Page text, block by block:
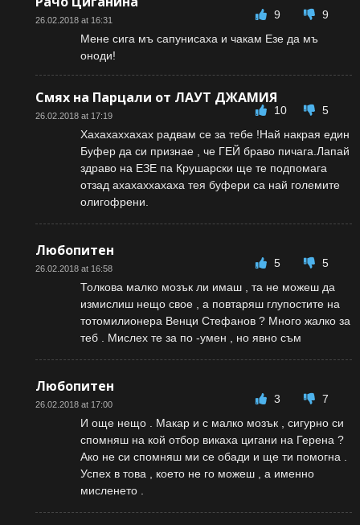
26.02.2018 at 16:31 9
9
Мене сига мъ сапунисаха и чакам Езе да мъ
оноди!
Смях на Парцали от ЛАУТ ДЖАМИЯ
26.02.2018 at 17:19 10
5
Хахахаххахах радвам се за тебе !Най накрая един
Буфер да си признае , че ГЕЙ браво пичага.Лапай
здраво на ЕЗЕ па Крушарски ще те подпомага
отзад ахахаххахаха тея буфери са най големите
олигофрени.
Любопитен
26.02.2018 at 16:58 5
5
Толкова малко мозък ли имаш , та не можеш да
измислиш нещо свое , а повтаряш глупостите на
тотомилионера Венци Стефанов ? Много жалко за
теб . Мислех те за по -умен , но явно съм
Любопитен
26.02.2018 at 17:00 3
7
И още нещо . Макар и с малко мозък , сигурно си
спомняш на кой отбор викаха цигани на Герена ?
Ако не си спомняш ми се обади и ще ти помогна .
Успех в това , което не го можеш , а именно
мисленето .